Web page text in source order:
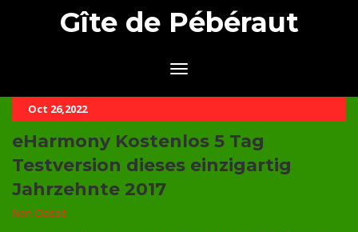
Gîte de Pébéraut
Oct 26,2022
eHarmony Kostenlos 5 Tag
Testversion dieses einzigartig
Jahrzehnte 2017
Non Classé